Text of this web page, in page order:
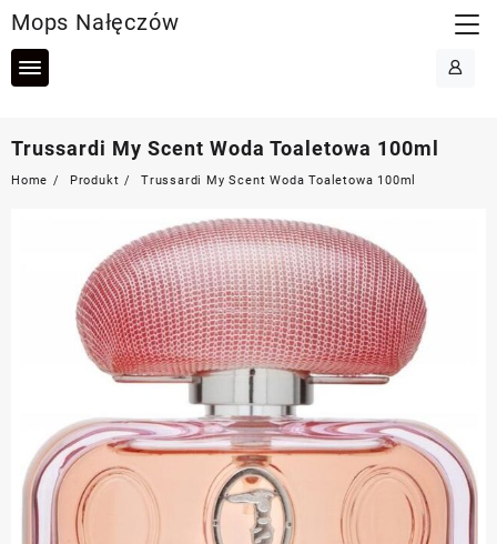
to
content
Mops Nałęczów
Trussardi My Scent Woda Toaletowa 100ml
Home Produkt Trussardi My Scent Woda Toaletowa 100ml